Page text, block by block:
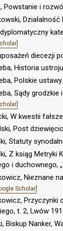
Powstanie i
diecezji
Historia
Polskie
Sądy grodzkie
W kwestii
Post
Statuty
Z ksiąg Metryki
i duchownego,
Nieznane
Scholar]
Przyczynki
t. 2, Lwów
Biskup Nanker,